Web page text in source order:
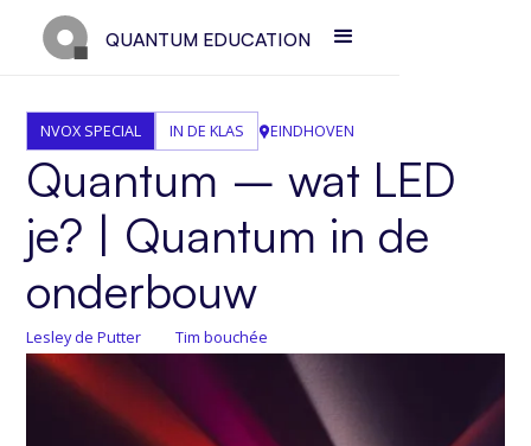
QUANTUM EDUCATION
NVOX SPECIAL IN DE KLAS EINDHOVEN
Quantum – wat LED
je? | Quantum in de
onderbouw
Lesley de Putter Tim bouchée